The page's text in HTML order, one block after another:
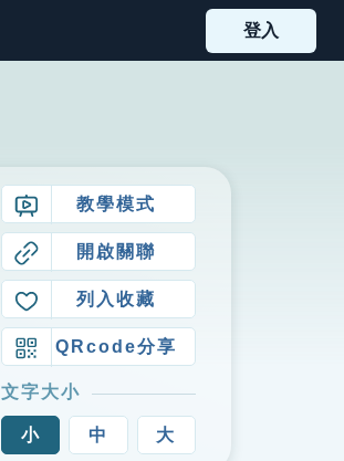
登入
教學模式
開啟關聯
列入收藏
QRcode分享
文字大小
小 中 大